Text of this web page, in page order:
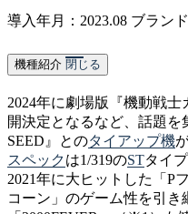
導入年月：2023.08 ブラン
機種紹介 閉じる
2024年に劇場版『機動戦
開決定となるなど、話題
SEED』とのタイアップ機
スペックは1/319のSTタイプ
2021年に大ヒットした「P
コーン」のゲーム性を引き